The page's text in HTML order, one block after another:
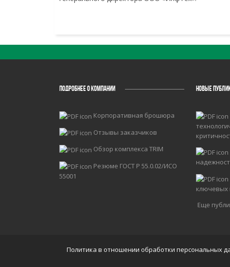
ПОДРОБНЕЕ О КОМПАНИИ
Корпоративная брошюра
Отзывы заказчиков
Обзор комплекса TRIM
Резюме ГОСТ Р 55.0.02/ИСО
55001
НОВЫЕ
ключевых
Еще
Политика в отношении обработки персональных